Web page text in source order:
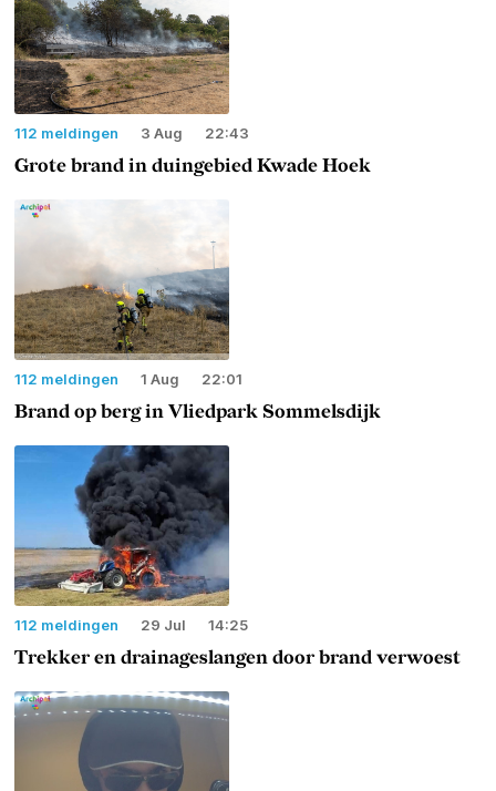
112 meldingen 3 Aug 22:43
Grote brand in duingebied Kwade Hoek
112 meldingen 1 Aug 22:01
Brand op berg in Vliedpark Sommelsdijk
112 meldingen 29 Jul 14:25
Trekker en drainageslangen door brand verwoest